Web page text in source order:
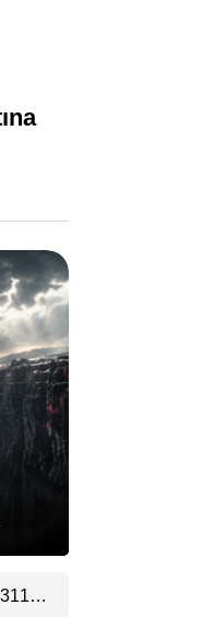
Facebook
Instagram
Youtube